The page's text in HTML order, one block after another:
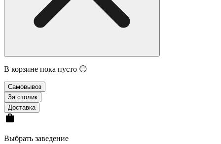
В корзине пока пусто 😑
Самовывоз
За столик
Доставка
Выбрать заведение